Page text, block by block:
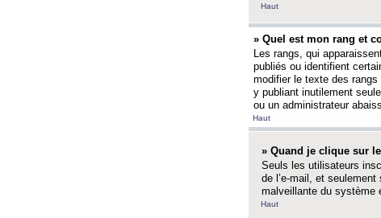
Haut
» Quel est mon rang et
Les rangs, qui
publiés ou identifient
modifier le texte des
y publiant inutilement
ou un administrateur
Haut
» Quand je clique sur
Seuls les utilisateurs
de l’e-mail, et
malveillante du système
Haut